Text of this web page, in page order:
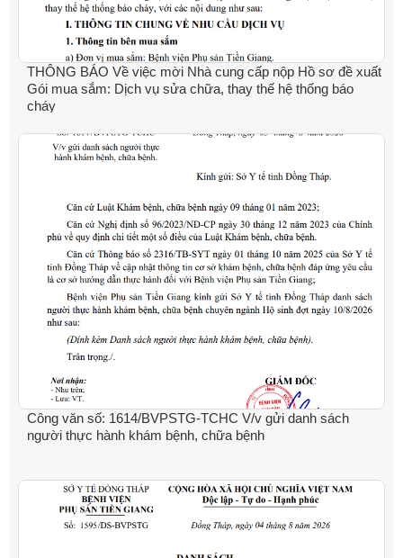
THÔNG BÁO Về việc mời Nhà cung cấp nộp Hồ sơ đề xuất
Gói mua sắm: Dịch vụ sửa chữa, thay thế hệ thống báo
cháy
Công văn số: 1614/BVPSTG-TCHC V/v gửi danh sách
người thực hành khám bệnh, chữa bệnh